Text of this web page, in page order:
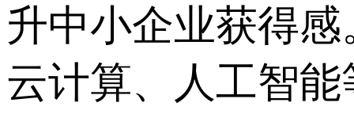
升中小企业获得
云计算、人工智